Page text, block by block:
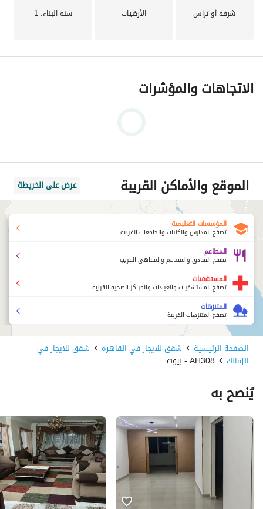
شرفة أو تراس الأرضيات سنة البناء: 1
الاتجاهات والمؤشرات
الموقع والأماكن القريبة عرض على الخريطة
المؤسسات التعليمية
تصفح المدارس والكليات والجامعات القريبة
المطاعم
تصفح الفنادق والمطاعم والمقاهي القريب
المستشفيات
تصفح المستشفيات والعيادات والمراكز الصحية القريبة
المتنزهات
تصفح المتنزهات القريبة
الصفحة الرئيسية شقق للايجار في القاهرة شقق للايجار في
الزمالك AH308 - بيوت
يُنصح به